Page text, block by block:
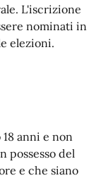
L'iscrizione
nominati in
elezioni.
anni e non
possesso del
e che siano